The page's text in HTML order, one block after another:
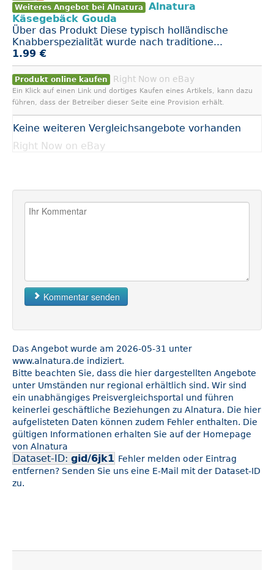
Weiteres Angebot bei Alnatura
Alnatura
Käsegebäck Gouda
Über das Produkt Diese typisch holländische
Knabberspezialität wurde nach traditione...
1.99 €
Produkt online kaufen Right Now on eBay
Ein Klick auf einen Link und dortiges Kaufen eines Artikels, kann dazu
führen, dass der Betreiber dieser Seite eine Provision erhält.
Keine weiteren Vergleichsangebote vorhanden
Right Now on eBay
Kommentar senden
Das Angebot wurde am 2026-05-31 unter
www.alnatura.de indiziert.
Bitte beachten Sie, dass die hier dargestellten Angebote
unter Umständen nur regional erhältlich sind. Wir sind
ein unabhängiges Preisvergleichsportal und führen
keinerlei geschäftliche Beziehungen zu Alnatura. Die hier
aufgelisteten Daten können zudem Fehler enthalten. Die
gültigen Informationen erhalten Sie auf der Homepage
von Alnatura
Dataset-ID: gid/6jk1 Fehler melden oder Eintrag
entfernen? Senden Sie uns eine E-Mail mit der Dataset-ID
zu.